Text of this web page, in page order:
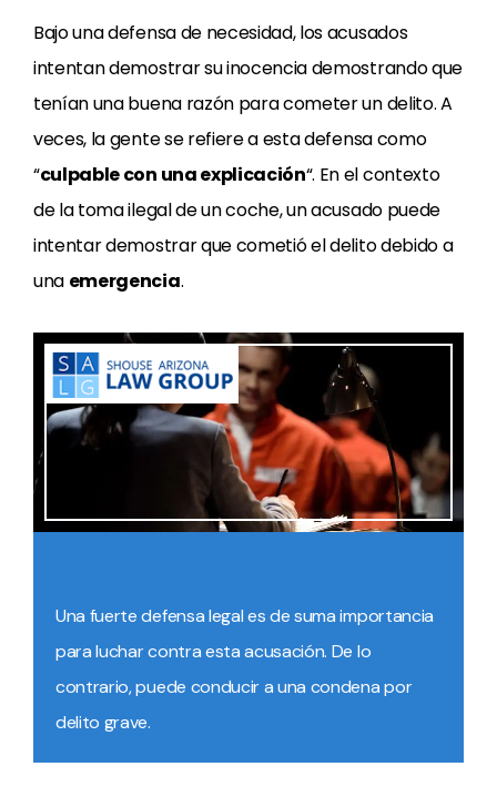
Bajo una defensa de necesidad, los acusados
intentan demostrar su inocencia demostrando que
tenían una buena razón para cometer un delito. A
veces, la gente se refiere a esta defensa como
“culpable con una explicación“. En el contexto
de la toma ilegal de un coche, un acusado puede
intentar demostrar que cometió el delito debido a
una emergencia.
Una fuerte defensa legal es de suma importancia
para luchar contra esta acusación. De lo
contrario, puede conducir a una condena por
delito grave.